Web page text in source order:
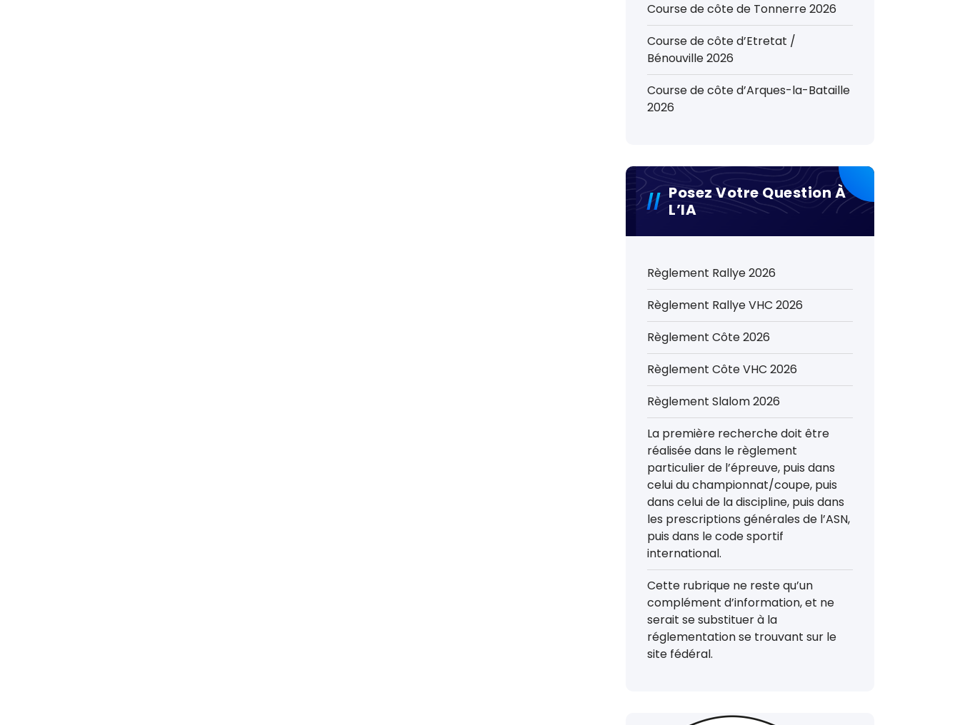
Course de côte de Tonnerre 2026
Course de côte d’Etretat /
Bénouville 2026
Course de côte d’Arques-la-Bataille
2026
Posez Votre Question À
L’IA
Règlement Rallye 2026
Règlement Rallye VHC 2026
Règlement Côte 2026
Règlement Côte VHC 2026
Règlement Slalom 2026
La première recherche doit être
réalisée dans le règlement
particulier de l’épreuve, puis dans
celui du championnat/coupe, puis
dans celui de la discipline, puis dans
les prescriptions générales de l’ASN,
puis dans le code sportif
international.
Cette rubrique ne reste qu’un
complément d’information, et ne
serait se substituer à la
réglementation se trouvant sur le
site fédéral.